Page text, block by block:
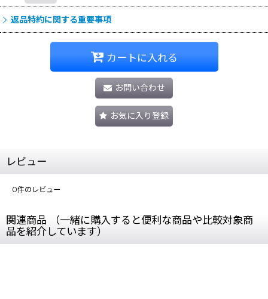
返品特約に関する重要事項
カートに入れる
お問い合わせ
お気に入り登録
レビュー
0件のレビュー
関連商品 （一緒に購入すると便利な商品や比較対象商
品を紹介しています）